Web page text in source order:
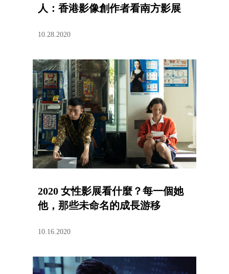
人：香港影像創作者看南方影展
10.28.2020
2020 女性影展看什麼？每一個她
他，那些未命名的成長游移
10.16.2020